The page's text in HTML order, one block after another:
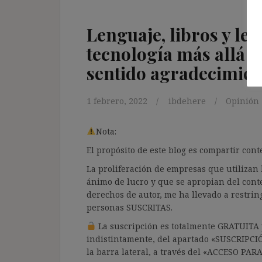
Lenguaje, libros y
tecnología más allá
sentido
1 febrero, 2022 ibdehere Opinión
Nota:
El propósito de este blog es compartir
La proliferación de empresas que
ánimo de lucro y que se apropian del
derechos de autor, me ha llevado a
personas SUSCRITAS.
La suscripción es totalmente
indistintamente, del apartado
la barra lateral, a través del «ACCESO PARA